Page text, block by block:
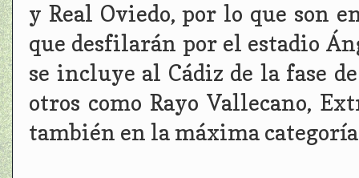
y Real Oviedo, por lo que son
que desfilarán por el estadio
se incluye al Cádiz de la fase
otros como Rayo Vallecano,
también en la máxima